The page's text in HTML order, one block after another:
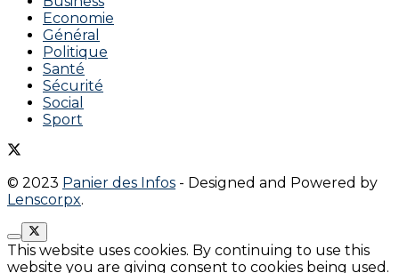
Economie
Général
Politique
Santé
Sécurité
Social
Sport
© 2023 Panier des Infos - Designed and Powered by
Lenscorpx.
This website uses cookies. By continuing to use this
website you are giving consent to cookies being used.